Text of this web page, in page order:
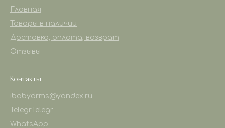
Главная
Товары в наличии
Доставка, оплата, возврат
Отзывы
Контакты
ibabydrms@yandex.ru
Telegr Telegr
WhatsApp